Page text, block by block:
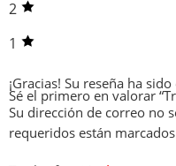
2
1
¡Gracias! Su reseña ha
Sé el primero en valorar
Su dirección de correo no
requeridos están marcados